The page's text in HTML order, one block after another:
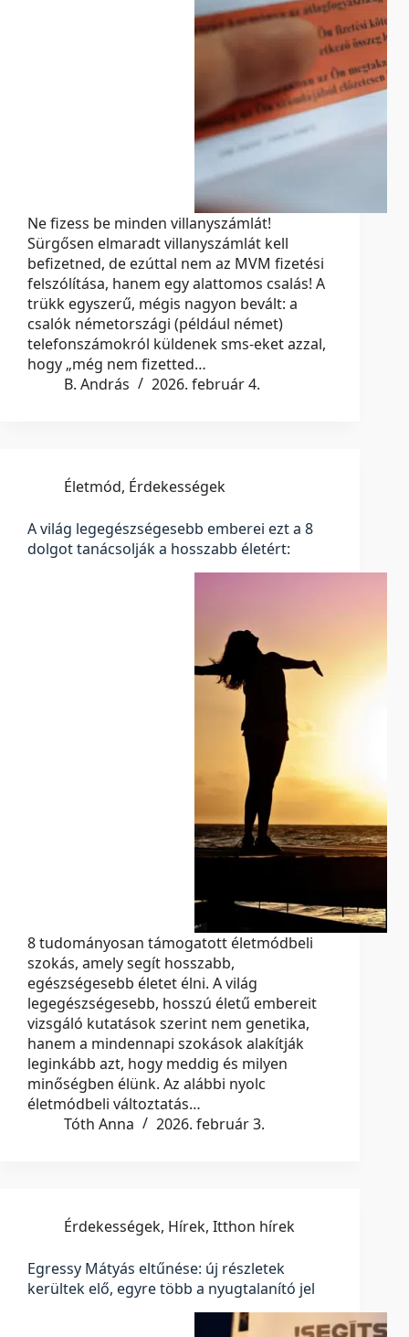
Ne fizess be minden villanyszámlát!
Sürgősen elmaradt villanyszámlát kell
befizetned, de ezúttal nem az MVM fizetési
felszólítása, hanem egy alattomos csalás! A
trükk egyszerű, mégis nagyon bevált: a
csalók németországi (például német)
telefonszámokról küldenek sms-eket azzal,
hogy „még nem fizetted…
B. András
2026. február 4.
Életmód, Érdekességek
A világ legegészségesebb emberei ezt a 8
dolgot tanácsolják a hosszabb életért:
8 tudományosan támogatott életmódbeli
szokás, amely segít hosszabb,
egészségesebb életet élni. A világ
legegészségesebb, hosszú életű embereit
vizsgáló kutatások szerint nem genetika,
hanem a mindennapi szokások alakítják
leginkább azt, hogy meddig és milyen
minőségben élünk. Az alábbi nyolc
életmódbeli változtatás…
Tóth Anna
2026. február 3.
Érdekességek, Hírek, Itthon hírek
Egressy Mátyás eltűnése: új részletek
kerültek elő, egyre több a nyugtalanító jel